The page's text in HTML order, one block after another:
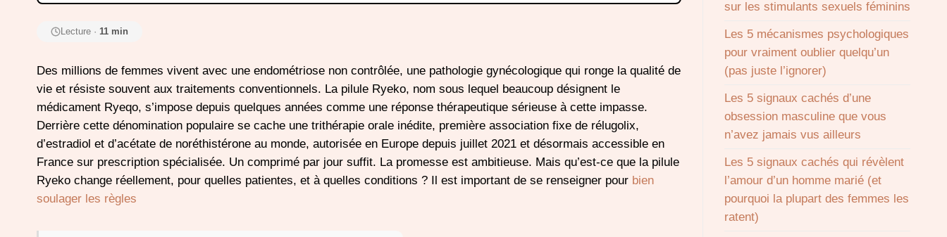
Lecture · 11 min
Des millions de femmes vivent avec une endométriose non contrôlée, une pathologie gynécologique qui ronge la qualité de
vie et résiste souvent aux traitements conventionnels. La pilule Ryeko, nom sous lequel beaucoup désignent le
médicament Ryeqo, s’impose depuis quelques années comme une réponse thérapeutique sérieuse à cette impasse.
Derrière cette dénomination populaire se cache une trithérapie orale inédite, première association fixe de rélugolix,
d’estradiol et d’acétate de noréthistérone au monde, autorisée en Europe depuis juillet 2021 et désormais accessible en
France sur prescription spécialisée. Un comprimé par jour suffit. La promesse est ambitieuse. Mais qu’est-ce que la pilule
Ryeko change réellement, pour quelles patientes, et à quelles conditions ? Il est important de se renseigner pour bien
soulager les règles
sur les stimulants sexuels féminins
Les 5 mécanismes psychologiques
pour vraiment oublier quelqu’un
(pas juste l’ignorer)
Les 5 signaux cachés d’une
obsession masculine que vous
n’avez jamais vus ailleurs
Les 5 signaux cachés qui révèlent
l’amour d’un homme marié (et
pourquoi la plupart des femmes les
ratent)